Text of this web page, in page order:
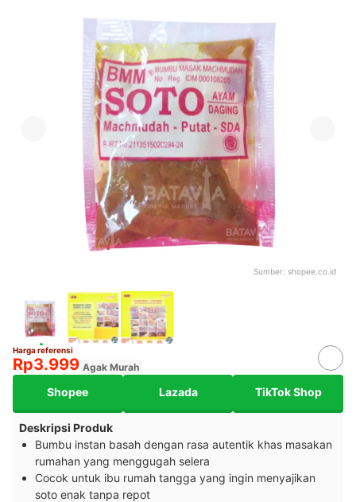
Sumber: shopee.co.id
Harga referensi
Rp3.999 Agak Murah
Shopee Lazada TikTok Shop
Deskripsi Produk
Bumbu instan basah dengan rasa autentik khas masakan
rumahan yang menggugah selera
Cocok untuk ibu rumah tangga yang ingin menyajikan
soto enak tanpa repot